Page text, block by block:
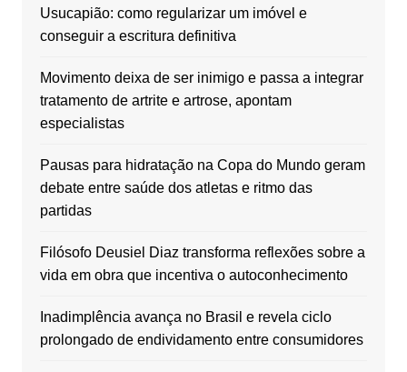
Usucapião: como regularizar um imóvel e
conseguir a escritura definitiva
Movimento deixa de ser inimigo e passa a integrar
tratamento de artrite e artrose, apontam
especialistas
Pausas para hidratação na Copa do Mundo geram
debate entre saúde dos atletas e ritmo das
partidas
Filósofo Deusiel Diaz transforma reflexões sobre a
vida em obra que incentiva o autoconhecimento
Inadimplência avança no Brasil e revela ciclo
prolongado de endividamento entre consumidores